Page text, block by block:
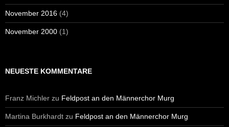
November 2016 (4)
November 2000 (1)
NEUESTE KOMMENTARE
Franz Michler zu Feldpost an den Männerchor Murg
Martina Burkhardt zu Feldpost an den Männerchor Murg